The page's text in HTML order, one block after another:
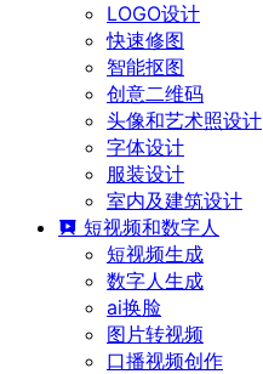
LOGO设计
快速修图
智能抠图
创意二维码
头像和艺术照设计
字体设计
服装设计
室内及建筑设计
短视频和数字人
短视频生成
数字人生成
ai换脸
图片转视频
口播视频创作